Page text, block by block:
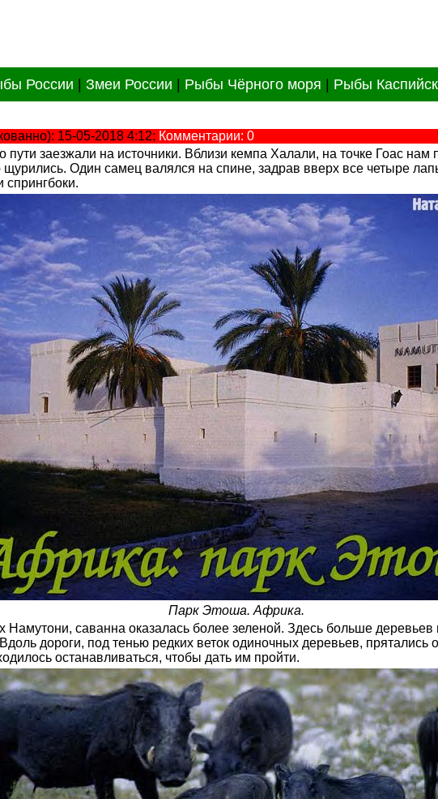
России Змеи России Рыбы Чёрного моря Рыбы
15-05-2018 4:12; Комментарии: 0
заезжали на источники. Вблизи кемпа Халали, на точке Гоас нам
Один самец валялся на спине, задрав вверх все четыре
Парк Этоша. Африка.
саванна оказалась более зеленой. Здесь больше деревьев
дороги, под тенью редких веток одиночных деревьев,
останавливаться, чтобы дать им пройти.